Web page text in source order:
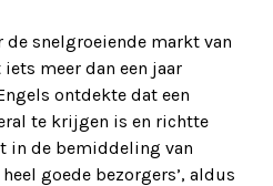
de snelgroeiende markt van
meer dan een jaar
ontdekte dat een
te krijgen is en richtte
in de bemiddeling van
goede bezorgers’, aldus